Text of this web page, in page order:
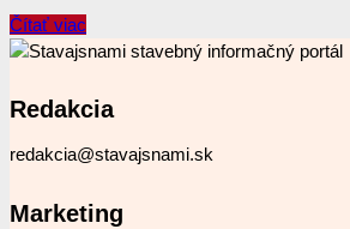
Čítať viac
Redakcia
redakcia@stavajsnami.sk
Marketing